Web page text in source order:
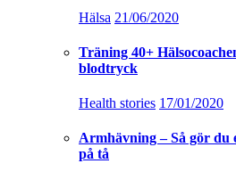
Hälsa 21/06/2020
Träning 40+
blodtryck
Health stories 17/01/2020
Armhävning – Så gör
på tå